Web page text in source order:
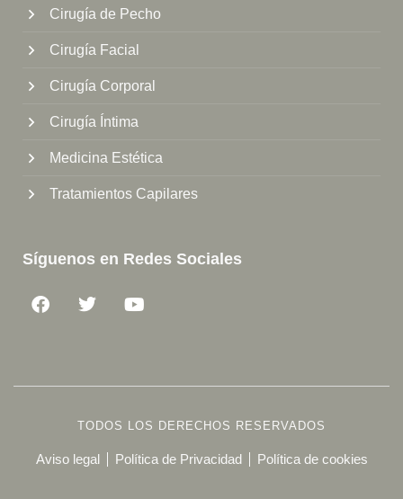
Cirugía de Pecho
Cirugía Facial
Cirugía Corporal
Cirugía Íntima
Medicina Estética
Tratamientos Capilares
Síguenos en Redes Sociales
TODOS LOS DERECHOS RESERVADOS
Aviso legal Política de Privacidad Política de cookies